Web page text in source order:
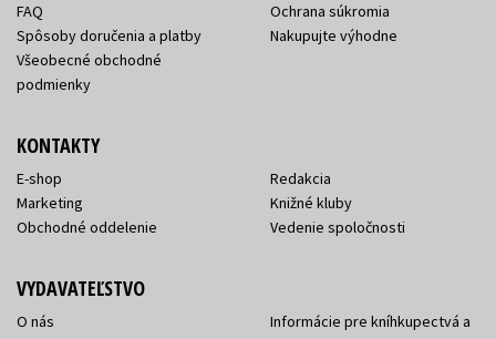
FAQ
Spôsoby doručenia a platby
Všeobecné obchodné
podmienky
Ochrana súkromia
Nakupujte výhodne
KONTAKTY
E-shop
Marketing
Obchodné oddelenie
Redakcia
Knižné kluby
Vedenie spoločnosti
VYDAVATEĽSTVO
O nás
Informácie pre kníhkupectvá a